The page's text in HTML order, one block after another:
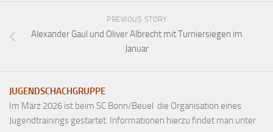
PREVIOUS STORY
Alexander Gaul und Oliver Albrecht mit Turniersiegen im
Januar
JUGENDSCHACHGRUPPE
Im März 2026 ist beim SC Bonn/Beuel die Organisation eines
Jugendtrainings gestartet. Informationen hierzu findet man unter